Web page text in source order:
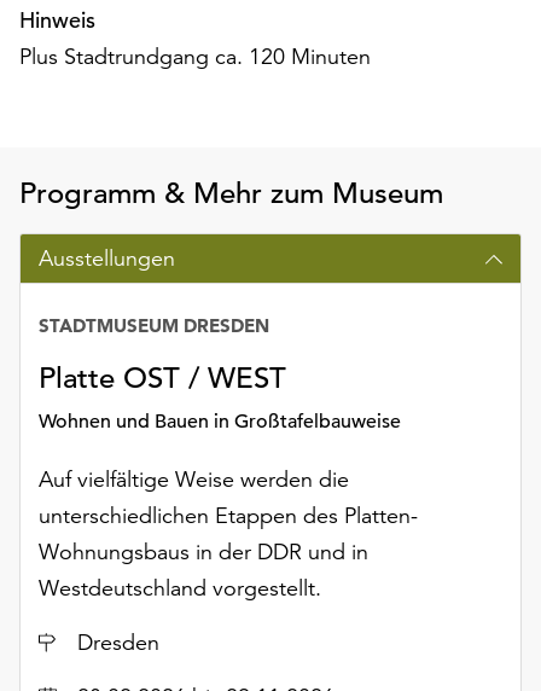
Hinweis
Plus Stadtrundgang ca. 120 Minuten
Programm & Mehr zum Museum
Ausstellungen
Platte OST / WEST
Wohnen und Bauen in Großtafelbauweise
STADTMUSEUM DRESDEN
Auf vielfältige Weise werden die
unterschiedlichen Etappen des Platten-
Wohnungsbaus in der DDR und in
Westdeutschland vorgestellt.
Ort
Dresden